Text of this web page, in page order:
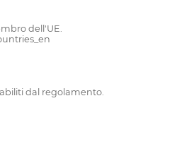
dell'UE.
dal regolamento.